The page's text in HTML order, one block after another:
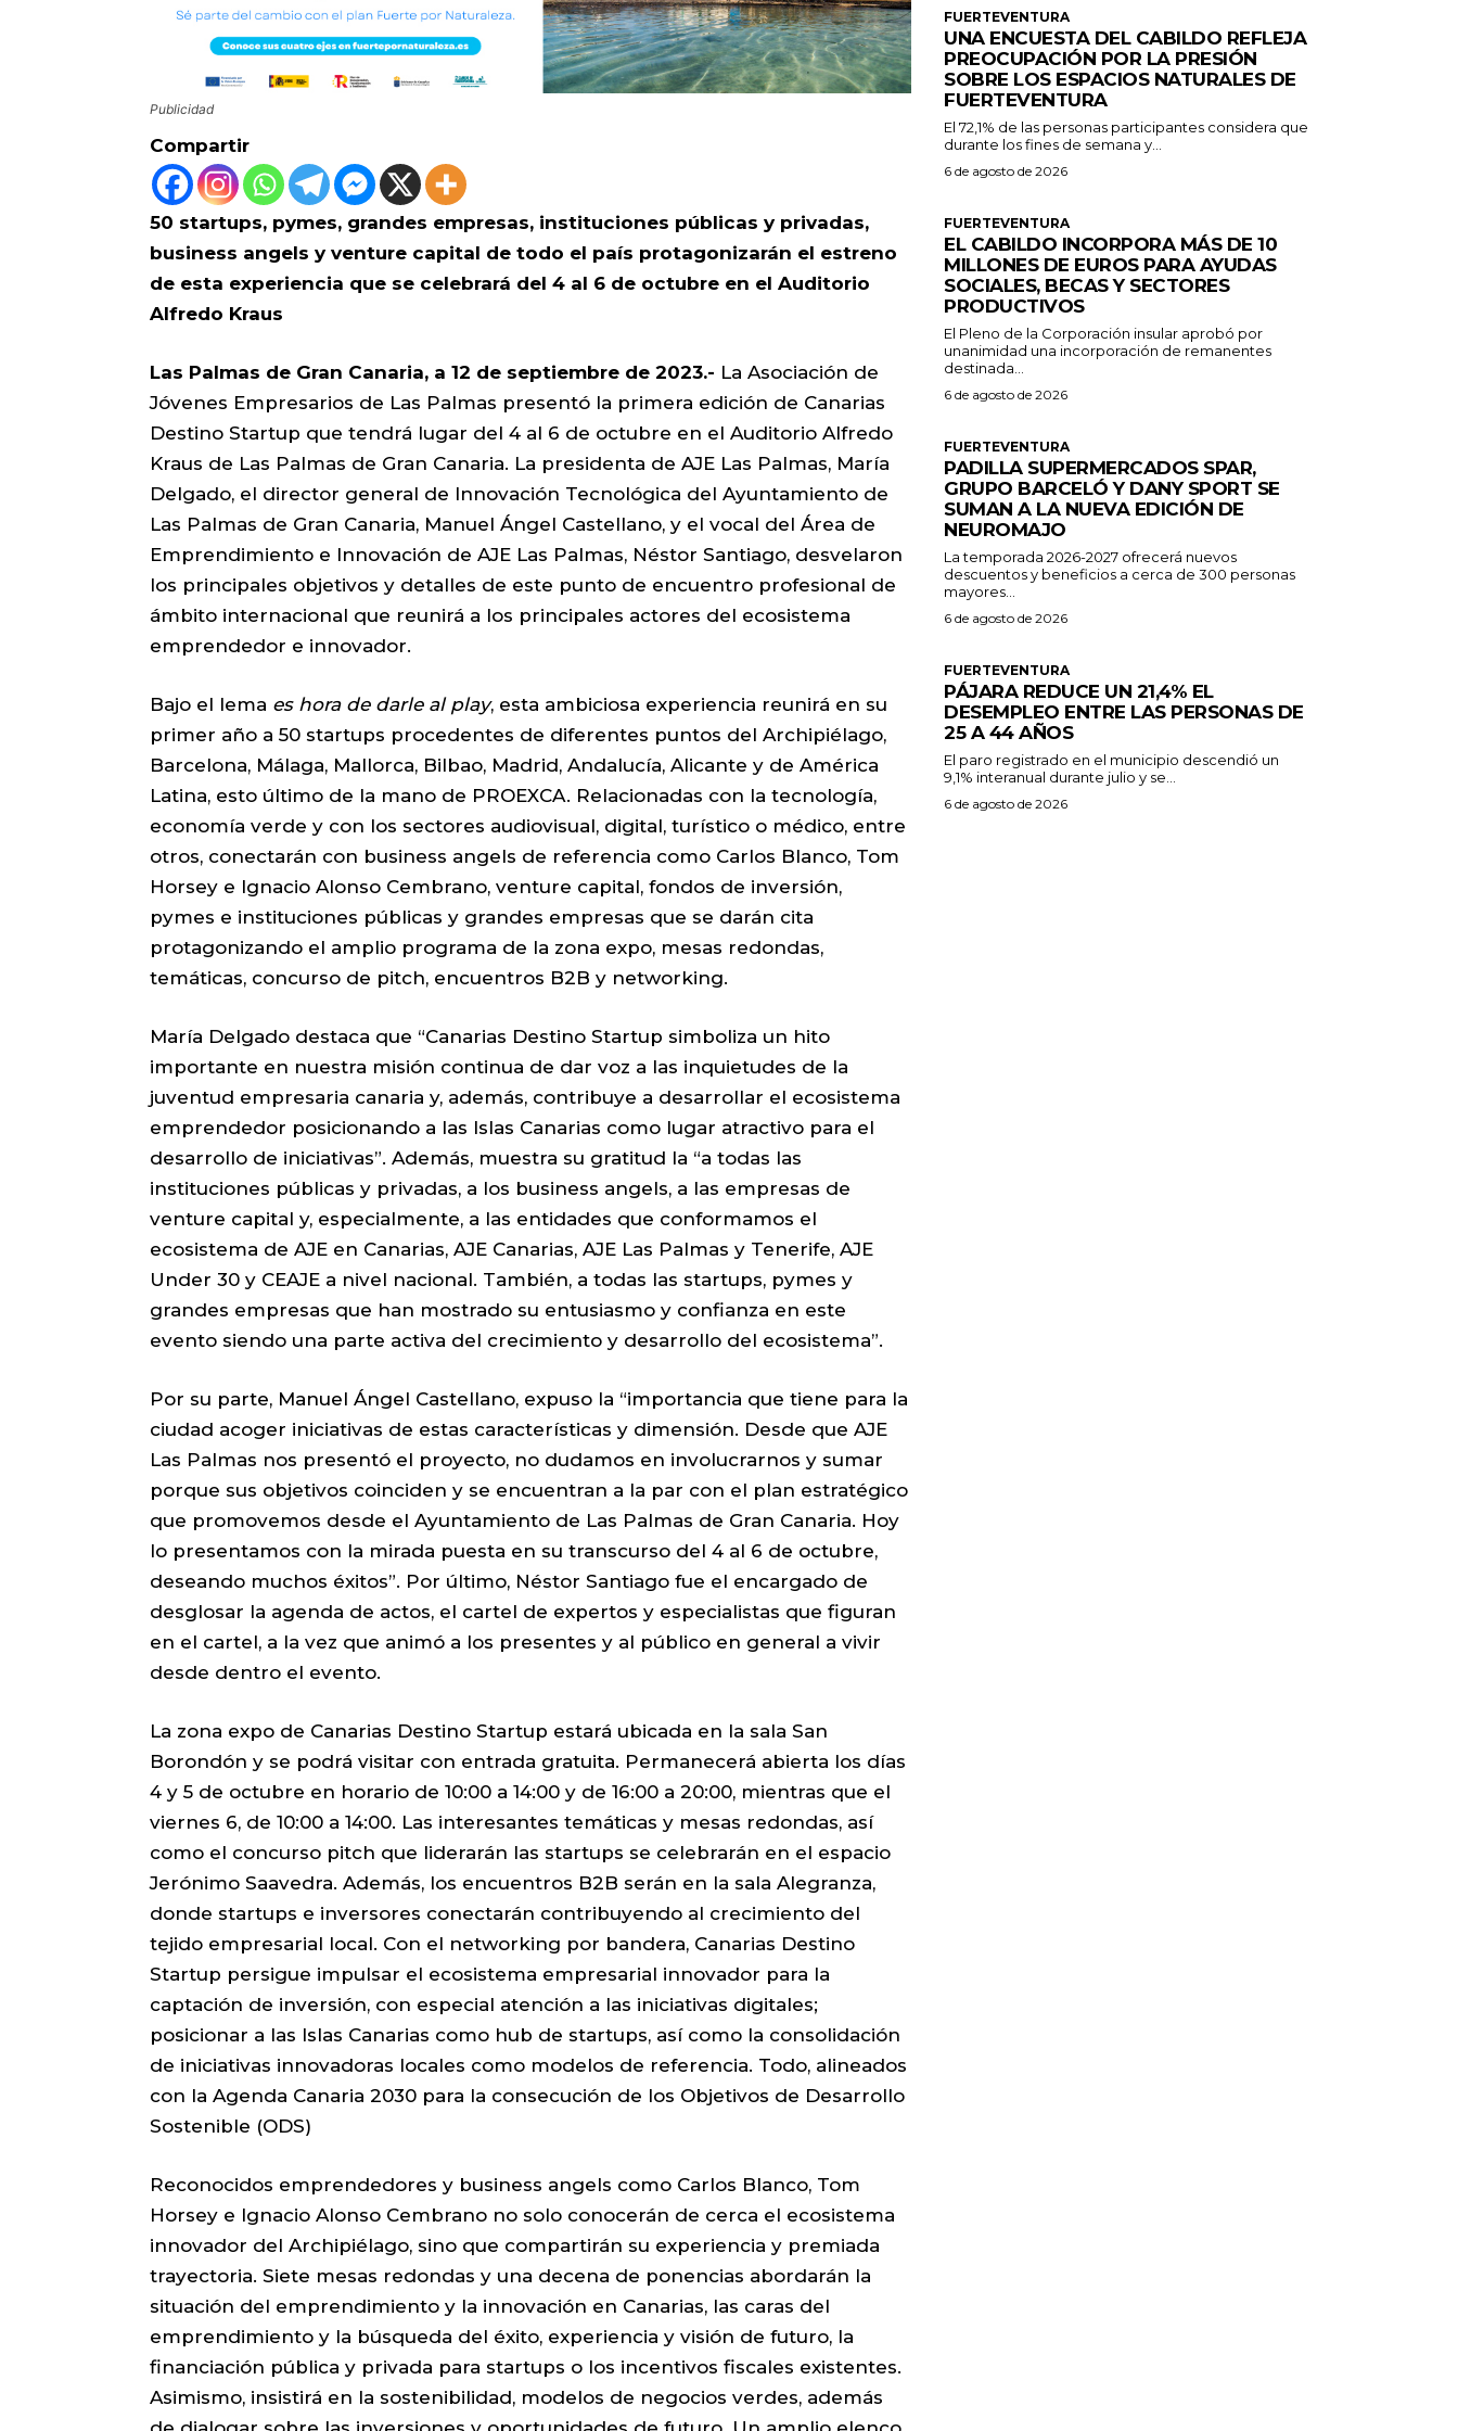
Publicidad
Compartir
50 startups, pymes, grandes empresas, instituciones públicas y privadas,
business angels y venture capital de todo el país protagonizarán el estreno
de esta experiencia que se celebrará del 4 al 6 de octubre en el Auditorio
Alfredo Kraus
Las Palmas de Gran Canaria, a 12 de septiembre de 2023.- La Asociación de
Jóvenes Empresarios de Las Palmas presentó la primera edición de Canarias
Destino Startup que tendrá lugar del 4 al 6 de octubre en el Auditorio Alfredo
Kraus de Las Palmas de Gran Canaria. La presidenta de AJE Las Palmas, María
Delgado, el director general de Innovación Tecnológica del Ayuntamiento de
Las Palmas de Gran Canaria, Manuel Ángel Castellano, y el vocal del Área de
Emprendimiento e Innovación de AJE Las Palmas, Néstor Santiago, desvelaron
los principales objetivos y detalles de este punto de encuentro profesional de
ámbito internacional que reunirá a los principales actores del ecosistema
emprendedor e innovador.
Bajo el lema es hora de darle al play, esta ambiciosa experiencia reunirá en su
primer año a 50 startups procedentes de diferentes puntos del Archipiélago,
Barcelona, Málaga, Mallorca, Bilbao, Madrid, Andalucía, Alicante y de América
Latina, esto último de la mano de PROEXCA. Relacionadas con la tecnología,
economía verde y con los sectores audiovisual, digital, turístico o médico, entre
otros, conectarán con business angels de referencia como Carlos Blanco, Tom
Horsey e Ignacio Alonso Cembrano, venture capital, fondos de inversión,
pymes e instituciones públicas y grandes empresas que se darán cita
protagonizando el amplio programa de la zona expo, mesas redondas,
temáticas, concurso de pitch, encuentros B2B y networking.
María Delgado destaca que “Canarias Destino Startup simboliza un hito
importante en nuestra misión continua de dar voz a las inquietudes de la
juventud empresaria canaria y, además, contribuye a desarrollar el ecosistema
emprendedor posicionando a las Islas Canarias como lugar atractivo para el
desarrollo de iniciativas”. Además, muestra su gratitud la “a todas las
instituciones públicas y privadas, a los business angels, a las empresas de
venture capital y, especialmente, a las entidades que conformamos el
ecosistema de AJE en Canarias, AJE Canarias, AJE Las Palmas y Tenerife, AJE
Under 30 y CEAJE a nivel nacional. También, a todas las startups, pymes y
grandes empresas que han mostrado su entusiasmo y confianza en este
evento siendo una parte activa del crecimiento y desarrollo del ecosistema”.
Por su parte, Manuel Ángel Castellano, expuso la “importancia que tiene para la
ciudad acoger iniciativas de estas características y dimensión. Desde que AJE
Las Palmas nos presentó el proyecto, no dudamos en involucrarnos y sumar
porque sus objetivos coinciden y se encuentran a la par con el plan estratégico
que promovemos desde el Ayuntamiento de Las Palmas de Gran Canaria. Hoy
lo presentamos con la mirada puesta en su transcurso del 4 al 6 de octubre,
deseando muchos éxitos”. Por último, Néstor Santiago fue el encargado de
desglosar la agenda de actos, el cartel de expertos y especialistas que figuran
en el cartel, a la vez que animó a los presentes y al público en general a vivir
desde dentro el evento.
La zona expo de Canarias Destino Startup estará ubicada en la sala San
Borondón y se podrá visitar con entrada gratuita. Permanecerá abierta los días
4 y 5 de octubre en horario de 10:00 a 14:00 y de 16:00 a 20:00, mientras que el
viernes 6, de 10:00 a 14:00. Las interesantes temáticas y mesas redondas, así
como el concurso pitch que liderarán las startups se celebrarán en el espacio
Jerónimo Saavedra. Además, los encuentros B2B serán en la sala Alegranza,
donde startups e inversores conectarán contribuyendo al crecimiento del
tejido empresarial local. Con el networking por bandera, Canarias Destino
Startup persigue impulsar el ecosistema empresarial innovador para la
captación de inversión, con especial atención a las iniciativas digitales;
posicionar a las Islas Canarias como hub de startups, así como la consolidación
de iniciativas innovadoras locales como modelos de referencia. Todo, alineados
con la Agenda Canaria 2030 para la consecución de los Objetivos de Desarrollo
Sostenible (ODS)
Reconocidos emprendedores y business angels como Carlos Blanco, Tom
Horsey e Ignacio Alonso Cembrano no solo conocerán de cerca el ecosistema
innovador del Archipiélago, sino que compartirán su experiencia y premiada
trayectoria. Siete mesas redondas y una decena de ponencias abordarán la
situación del emprendimiento y la innovación en Canarias, las caras del
emprendimiento y la búsqueda del éxito, experiencia y visión de futuro, la
financiación pública y privada para startups o los incentivos fiscales existentes.
Asimismo, insistirá en la sostenibilidad, modelos de negocios verdes, además
FUERTEVENTURA
UNA ENCUESTA DEL CABILDO REFLEJA
PREOCUPACIÓN POR LA PRESIÓN
SOBRE LOS ESPACIOS NATURALES DE
FUERTEVENTURA
El 72,1% de las personas participantes considera que
durante los fines de semana y...
6 de agosto de 2026
FUERTEVENTURA
EL CABILDO INCORPORA MÁS DE 10
MILLONES DE EUROS PARA AYUDAS
SOCIALES, BECAS Y SECTORES
PRODUCTIVOS
El Pleno de la Corporación insular aprobó por
unanimidad una incorporación de remanentes
destinada...
6 de agosto de 2026
FUERTEVENTURA
PADILLA SUPERMERCADOS SPAR,
GRUPO BARCELÓ Y DANY SPORT SE
SUMAN A LA NUEVA EDICIÓN DE
NEUROMAJO
La temporada 2026-2027 ofrecerá nuevos
descuentos y beneficios a cerca de 300 personas
mayores...
6 de agosto de 2026
FUERTEVENTURA
PÁJARA REDUCE UN 21,4% EL
DESEMPLEO ENTRE LAS PERSONAS DE
25 A 44 AÑOS
El paro registrado en el municipio descendió un
9,1% interanual durante julio y se...
6 de agosto de 2026